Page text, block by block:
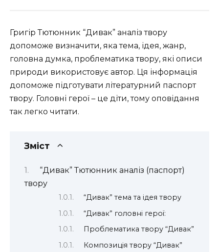
Григір Тютюнник “Дивак” аналіз твору
допоможе визначити, яка тема, ідея, жанр,
головна думка, проблематика твору, які описи
природи використовує автор. Ця інформація
допоможе підготувати літературний паспорт
твору. Головні герої – це діти, тому оповідання
так легко читати.
Зміст
“Дивак” Тютюнник аналіз (паспорт)
твору
“Дивак” тема та ідея твору
“Дивак” головні герої:
Проблематика твору “Дивак”
Композиція твору “Дивак”